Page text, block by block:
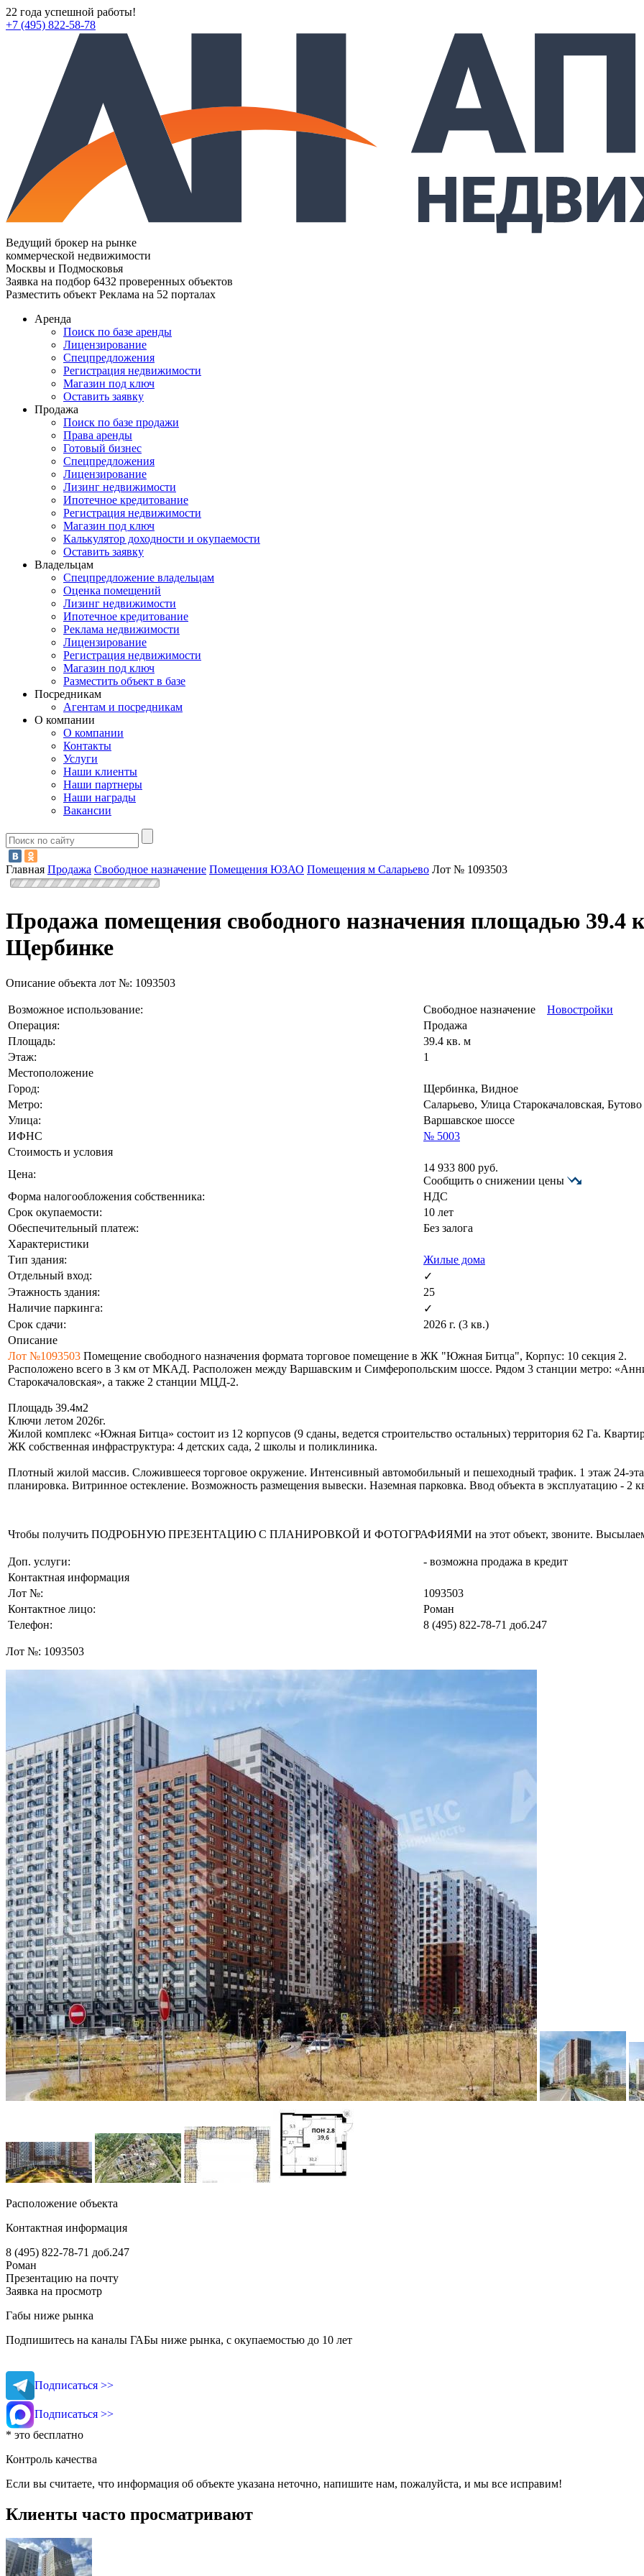
22 года успешной работы!
+7 (495) 822-58-78
Ведущий брокер на рынке
коммерческой недвижимости
Москвы и Подмосковья
Заявка на подбор 6432 проверенных объектов
Разместить объект Реклама на 52 порталах
Аренда
Поиск по базе аренды
Лицензирование
Спецпредложения
Регистрация недвижимости
Магазин под ключ
Оставить заявку
Продажа
Поиск по базе продажи
Права аренды
Готовый бизнес
Спецпредложения
Лицензирование
Лизинг недвижимости
Ипотечное кредитование
Регистрация недвижимости
Магазин под ключ
Калькулятор доходности и окупаемости
Оставить заявку
Владельцам
Спецпредложение владельцам
Оценка помещений
Лизинг недвижимости
Ипотечное кредитование
Реклама недвижимости
Лицензирование
Регистрация недвижимости
Магазин под ключ
Разместить объект в базе
Посредникам
Агентам и посредникам
О компании
О компании
Контакты
Услуги
Наши клиенты
Наши партнеры
Наши награды
Вакансии
Главная Продажа Свободное назначение Помещения ЮЗАО Помещения м Саларьево Лот № 1093503
Продажа помещения свободного назначения площадью 39.4
Щербинке
Описание объекта лот №: 1093503
Возможное использование: Свободное назначение
Новостройки
Операция:
Продажа
Площадь:
39.4 кв. м
Этаж:
1
Местоположение
Город:
Щербинка, Видное
Метро:
Саларьево, Улица Старокачаловская,
Улица:
Варшавское шоссе
ИФНС
№ 5003
Стоимость и условия
Цена:
14 933 800 руб.
Сообщить о снижении цены
Форма налогообложения собственника:
НДС
Срок окупаемости:
10 лет
Обеспечительный платеж:
Без залога
Характеристики
Тип здания:
Жилые дома
Отдельный вход:
✓
Этажность здания:
25
Наличие паркинга:
✓
Срок сдачи:
2026 г. (3 кв.)
Описание
Лот №1093503 Помещение свободного назначения формата торговое помещение в ЖК "Южная Битца", Корпус: 10 секция 2.
Расположено всего в 3 км от МКАД. Расположен между Варшавским и Симферопольским шоссе. Рядом 3 станции метро:
Старокачаловская», а также 2 станции МЦД-2.
Площадь 39.4м2
Ключи летом 2026г.
Жилой комплекс «Южная Битца» состоит из 12 корпусов (9 сданы, ведется строительство остальных) территория 62 Га.
ЖК собственная инфраструктура: 4 детских сада, 2 школы и поликлиника.
Плотный жилой массив. Сложившееся торговое окружение. Интенсивный автомобильный и пешеходный трафик. 1 этаж 24-
планировка. Витринное остекление. Возможность размещения вывески. Наземная парковка. Ввод объекта в эксплуатацию - 2
Чтобы получить ПОДРОБНУЮ ПРЕЗЕНТАЦИЮ С ПЛАНИРОВКОЙ И ФОТОГРАФИЯМИ на этот объект, звоните. Высылаем в
Доп. услуги:
- возможна продажа в кредит
Контактная информация
Лот №:
1093503
Контактное лицо:
Роман
Телефон:
8 (495) 822-78-71 доб.247
Лот №: 1093503
Расположение объекта
Контактная информация
8 (495) 822-78-71 доб.247
Роман
Презентацию на почту
Заявка на просмотр
Габы ниже рынка
Подпишитесь на каналы ГАБы ниже рынка, с окупаемостью до 10 лет
Подписаться >>
Подписаться >>
* это бесплатно
Контроль качества
Если вы считаете, что информация об объекте указана неточно, напишите нам, пожалуйста, и мы все исправим!
Клиенты часто просматривают